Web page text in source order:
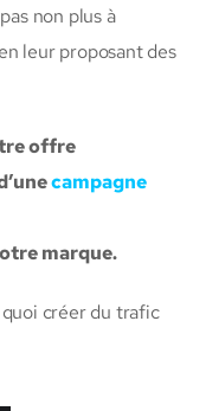
non plus à
leur proposant des
offre
campagne
marque.
créer du trafic